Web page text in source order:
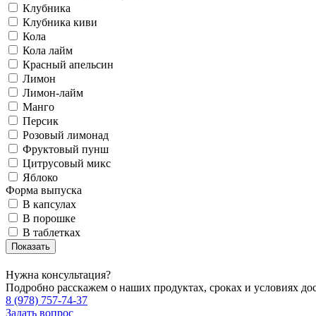
Клубника
Клубника киви
Кола
Кола лайм
Красный апельсин
Лимон
Лимон-лайм
Манго
Персик
Розовый лимонад
Фруктовый пунш
Цитрусовый микс
Яблоко
Форма выпуска
В капсулах
В порошке
В таблетках
Нужна консультация?
Подробно расскажем о наших продуктах, сроках и условиях
8 (978) 757-74-37
Задать вопрос